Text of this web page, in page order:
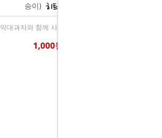
송이)
막대과자와 함께 사용해 보세요~
1,000원